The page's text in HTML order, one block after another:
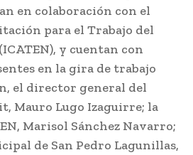
en colaboración con el
para el Trabajo del
y cuentan con
en la gira de trabajo
el director general del
Mauro Lugo Izaguirre; la
Marisol Sánchez Navarro;
de San Pedro Lagunillas,